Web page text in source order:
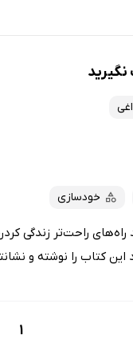
خودسازی
راحت‌تر زندگی
کتاب را نوشته و
1